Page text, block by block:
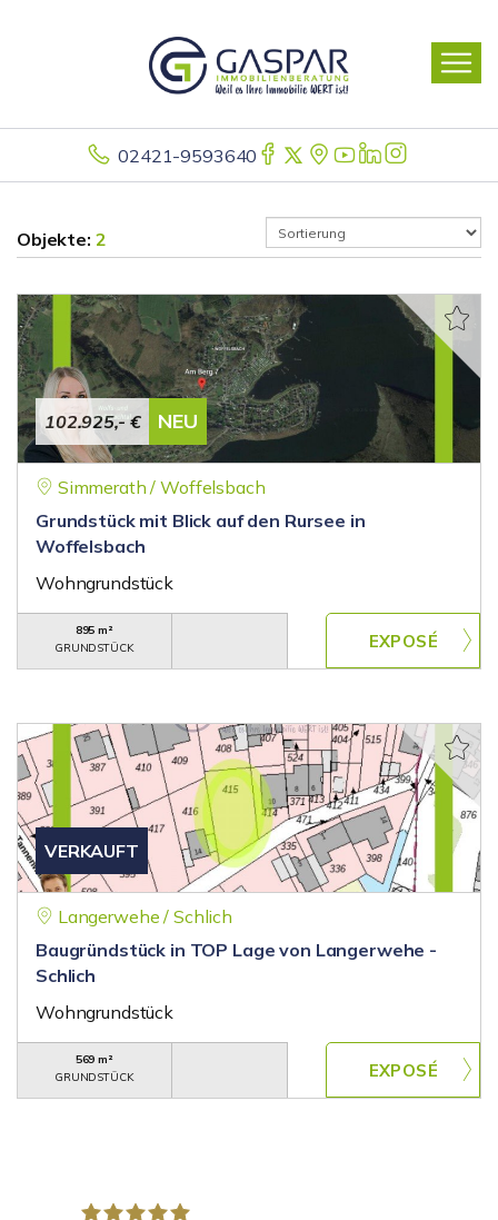
02421-9593640
Objekte: 2
102.925,- € NEU
Simmerath / Woffelsbach
Grundstück mit Blick auf den Rursee in
Woffelsbach
Wohngrundstück
895 m²
GRUNDSTÜCK
VERKAUFT
Langerwehe / Schlich
Baugründstück in TOP Lage von Langerwehe -
Schlich
Wohngrundstück
569 m²
GRUNDSTÜCK